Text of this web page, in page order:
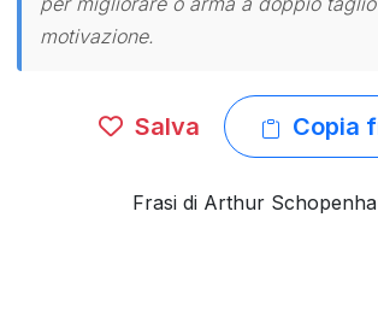
motivazione.
Salva Copia
Frasi di Arthur